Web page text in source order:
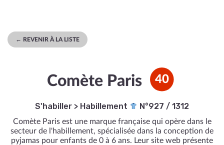
← REVENIR À LA LISTE
Comète Paris 40
S'habiller > Habillement N°927 / 1312
Comète Paris est une marque française qui opère dans le
secteur de l'habillement, spécialisée dans la conception de
pyjamas pour enfants de 0 à 6 ans. Leur site web présente